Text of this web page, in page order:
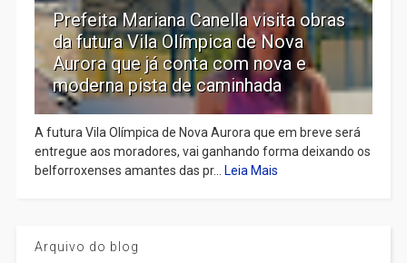
Prefeita Mariana Canella visita obras
da futura Vila Olímpica de Nova
Aurora que já conta com nova e
moderna pista de caminhada
A futura Vila Olímpica de Nova Aurora que em breve será
entregue aos moradores, vai ganhando forma deixando os
belforroxenses amantes das pr...
Leia Mais
Arquivo do blog